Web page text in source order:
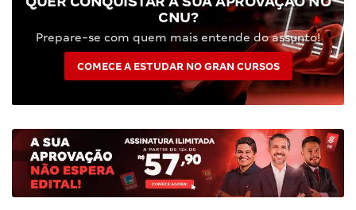
CNU?
Prepare-se com quem mais entende do assunto!
COMECE A ESTUDAR NO GRAN CURSOS